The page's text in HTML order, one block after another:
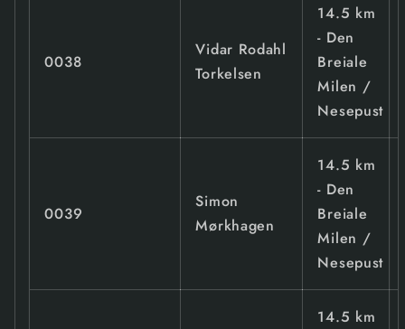
0038
Vidar Rodahl
Torkelsen
14.5 km
- Den
Breiale
Milen /
Nesepust
0039
Simon
Mørkhagen
14.5 km
- Den
Breiale
Milen /
Nesepust
14.5 km